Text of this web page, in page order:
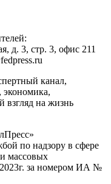
д. 3, стр. 3, офис 211
канал,
экономика,
взгляд на жизнь
по надзору в сфере
массовых
за номером ИА №